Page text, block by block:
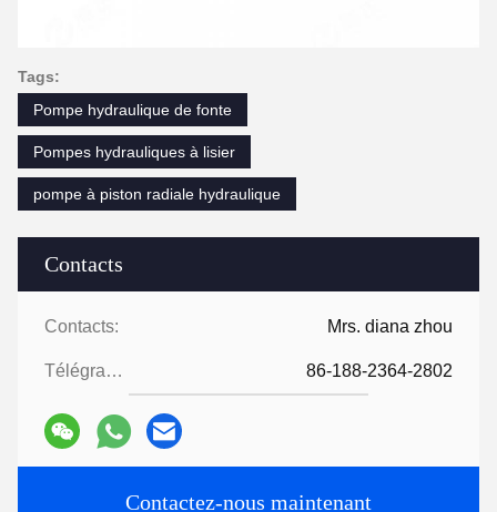
Contacts
Contacts: Mrs. diana zhou
Télégramme: 86-188-2364-2802
Contactez-nous maintenant
Tags:
Pompe hydraulique de fonte
Pompes hydrauliques à lisier
pompe à piston radiale hydraulique